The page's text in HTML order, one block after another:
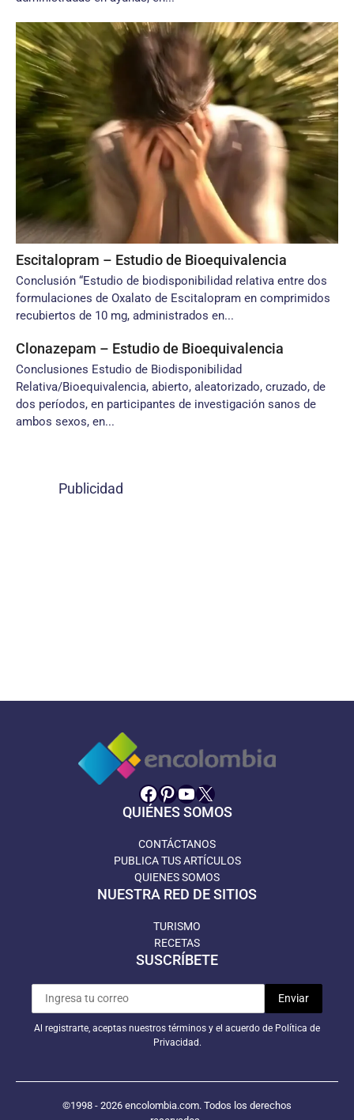
Escitalopram – Estudio de Bioequivalencia
Conclusión “Estudio de biodisponibilidad relativa entre dos
formulaciones de Oxalato de Escitalopram en comprimidos
recubiertos de 10 mg, administrados en...
Clonazepam – Estudio de Bioequivalencia
Conclusiones Estudio de Biodisponibilidad
Relativa/Bioequivalencia, abierto, aleatorizado, cruzado, de
dos períodos, en participantes de investigación sanos de
ambos sexos, en...
Publicidad
Facebook
Pinterest
YouTube
X
QUIÉNES SOMOS
CONTÁCTANOS
PUBLICA TUS ARTÍCULOS
QUIENES SOMOS
NUESTRA RED DE SITIOS
TURISMO
RECETAS
SUSCRÍBETE
Al registrarte, aceptas nuestros términos y el acuerdo de Política de
Privacidad.
©1998 - 2026 encolombia.com. Todos los derechos